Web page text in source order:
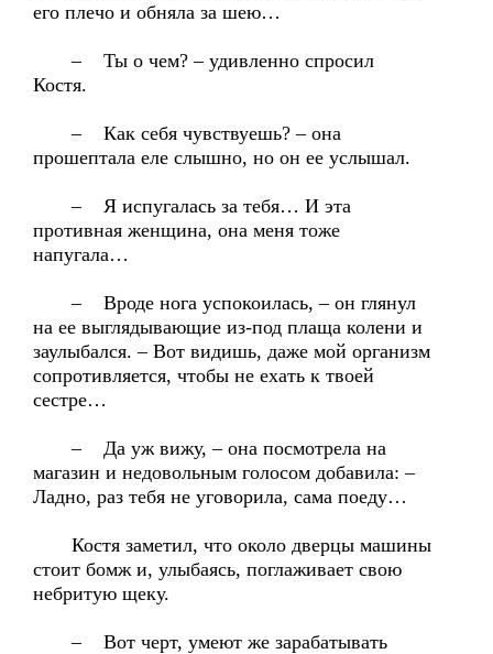
его плечо и обняла за шею…
– Ты о чем? – удивленно спросил
Костя.
– Как себя чувствуешь? – она
прошептала еле слышно, но он ее услышал.
– Я испугалась за тебя… И эта
противная женщина, она меня тоже
напугала…
– Вроде нога успокоилась, – он глянул
на ее выглядывающие из-под плаща колени и
заулыбался. – Вот видишь, даже мой организм
сопротивляется, чтобы не ехать к твоей
сестре…
– Да уж вижу, – она посмотрела на
магазин и недовольным голосом добавила: –
Ладно, раз тебя не уговорила, сама поеду…
Костя заметил, что около дверцы машины
стоит бомж и, улыбаясь, поглаживает свою
небритую щеку.
– Вот черт, умеют же зарабатывать